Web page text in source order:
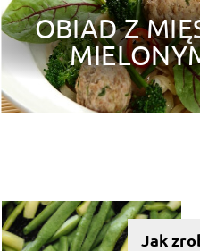
55
na diecie,
nie tylko
ilość
był zdrowy
Pieczone
znakomity
pozwoli w
zaspokoić
czegoś
OBIAD Z
Jak